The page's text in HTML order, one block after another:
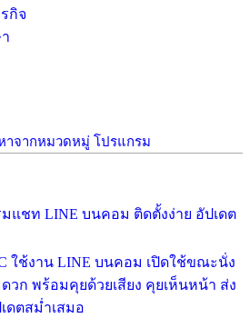
กิจ
าจากหมวดหมู่ โปรแกรม
มแชท LINE บนคอม ติดตั้งง่าย อัปเดต
ใช้งาน LINE บนคอม เปิดใช้ขณะนั่ง
วก พร้อมคุยด้วยเสียง คุยเห็นหน้า ส่ง
ดตสม่ำเสมอ